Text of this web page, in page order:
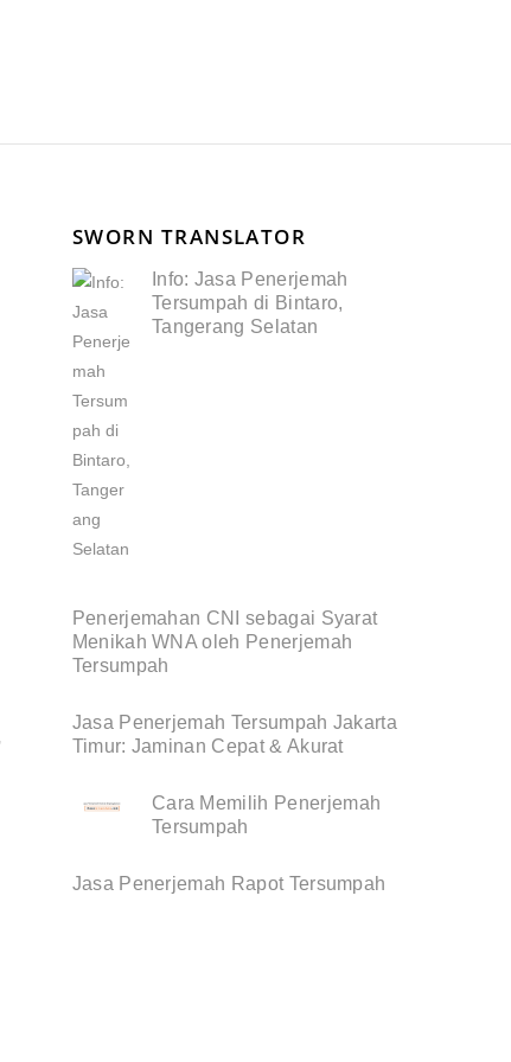
SWORN TRANSLATOR
Info: Jasa Penerjemah
Tersumpah di Bintaro,
Tangerang Selatan
Penerjemahan CNI sebagai Syarat
Menikah WNA oleh Penerjemah
Tersumpah
Jasa Penerjemah Tersumpah Jakarta
Timur: Jaminan Cepat & Akurat
Cara Memilih Penerjemah
Tersumpah
Jasa Penerjemah Rapot Tersumpah